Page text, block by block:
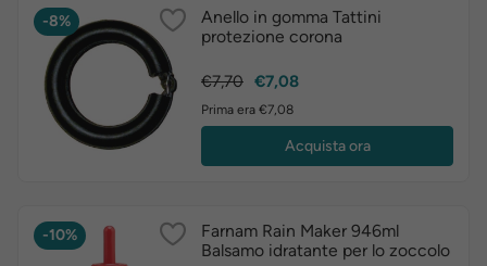
-8%
Anello in gomma Tattini
protezione corona
Prezzo
€7,70 Prezzo
€7,08
Prima era €7,08
Acquista ora
-10%
Farnam Rain Maker 946ml
Balsamo idratante per lo zoccolo